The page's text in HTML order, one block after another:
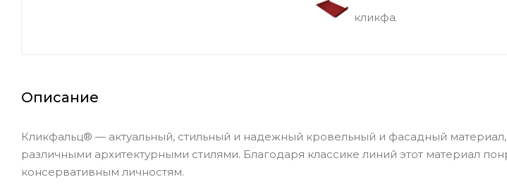
Описание
Кликфальц® — актуальный, стильный и надежный кровельный и фасадный материал,
различными архитектурными стилями. Благодаря классике линий этот материал
консервативным личностям.